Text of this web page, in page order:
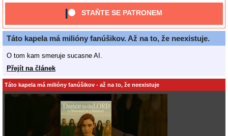
STAŇTE SE PATRONEM
Táto kapela má milióny fanúšikov. Až na to, že neexistuje.
O tom kam smeruje sucasne AI.
Přejít na článek
Táto kapela má milióny fanúšikov - až na to, že neexistuje